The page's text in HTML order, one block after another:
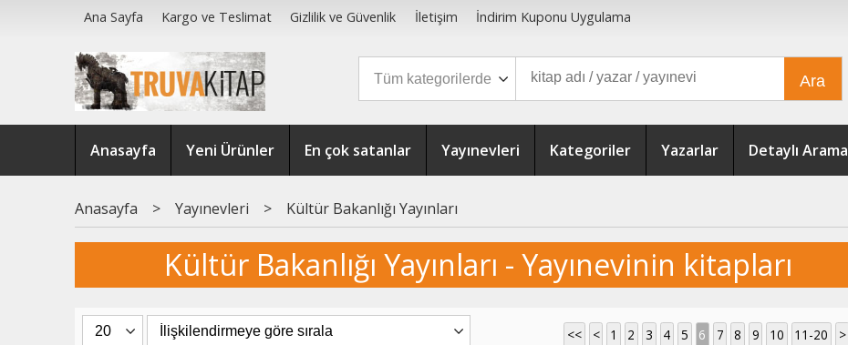
Ana Sayfa Kargo ve Teslimat Gizlilik ve Güvenlik İletişim İndirim Kuponu Uygulama
Ara
Anasayfa Yeni Ürünler En çok satanlar Yayınevleri Kategoriler Yazarlar Detaylı Arama
Anasayfa > Yayınevleri > Kültür Bakanlığı Yayınları
Kültür Bakanlığı Yayınları - Yayınevinin kitapları
<< < 1 2 3 4 5 6 7 8 9 10 11-20 >